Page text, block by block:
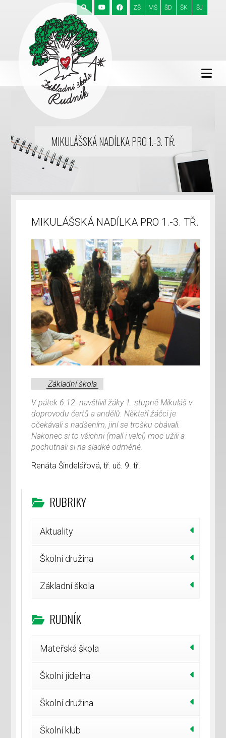
ZŠ MŠ ŠD ŠK ŠJ
MIKULÁŠSKÁ NADÍLKA PRO 1.-3. TŘ.
MIKULÁŠSKÁ NADÍLKA PRO 1.-3. TŘ.
Základní škola
V pátek 6.12. navštívil žáky 1. stupně Mikuláš v
doprovodu čertů a andělů. Někteří žáčci je
očekávali s nadšením, jiní se trošku obávali.
Nakonec si to všichni (malí i velcí) moc užili a
pochutnali si na sladké odměně.
Renáta Šindelářová, tř. uč. 9. tř.
RUBRIKY
Aktuality
Školní družina
Základní škola
RUDNÍK
Mateřská škola
Školní jídelna
Školní družina
Školní klub